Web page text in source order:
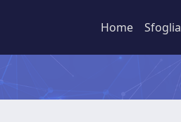
Home Sfoglia